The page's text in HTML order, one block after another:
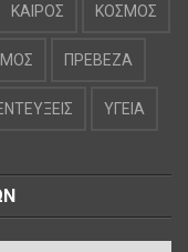
ΚΑΙΡΟΣ ΚΟΣΜΟΣ
ΠΡΕΒΕΖΑ
ΥΓΕΙΑ